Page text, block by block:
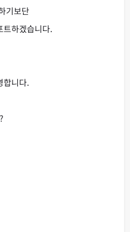
기보단
트하겠습니다.
합니다.